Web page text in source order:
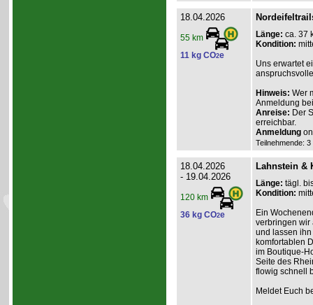
18.04.2026
55 km
11 kg CO2e
Länge: ca. 37
Kondition:
Uns erwartet
Hinweis: Wer
Anmeldung
Anreise: Der
erreichbar.
Anmeldung
Teilnehmende:
18.04.2026
- 19.04.2026
120 km
36 kg CO2e
Lahnstein &
Länge: tägl.
Kondition:
Ein
verbringen wir
und lassen
komfortablen
im Boutique-
Seite des
flowig schnell
Meldet Euch